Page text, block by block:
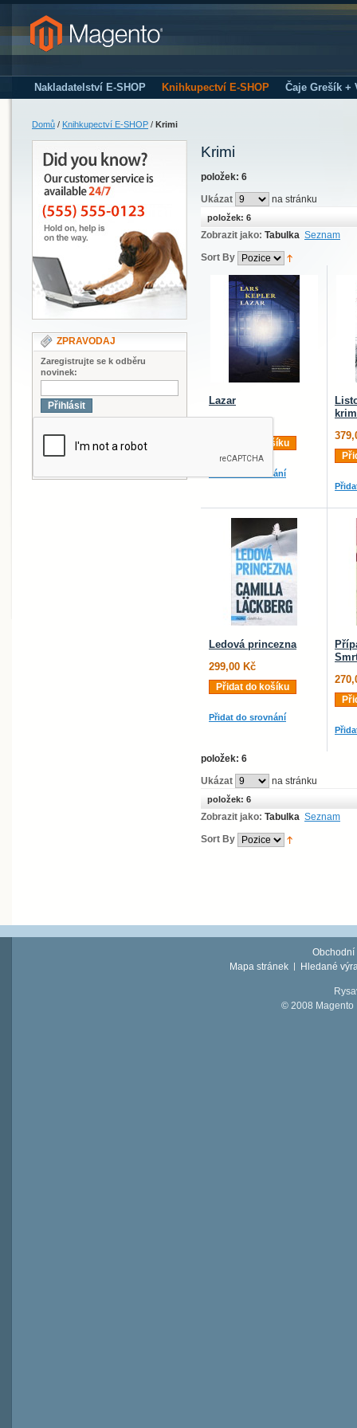
Nakladatelství E-SHOP Knihkupectví E-SHOP Čaje Grešík +
Domů / Knihkupectví E-SHOP / Krimi
ZPRAVODAJ
Zaregistrujte se k odběru
novinek:
Přihlásit
Krimi
položek: 6
Ukázat
na stránku
položek: 6
Zobrazit jako: Tabulka Seznam
Sort By
Lazar
Přidat do košíku
Přidat do srovnání
Ledová princezna
299,00 Kč
Přidat do košíku
Přidat do srovnání
položek: 6
Ukázat
na stránku
položek: 6
Zobrazit jako: Tabulka Seznam
Sort By
Obchodní
Mapa stránek
Hledané
© 2008 Magento